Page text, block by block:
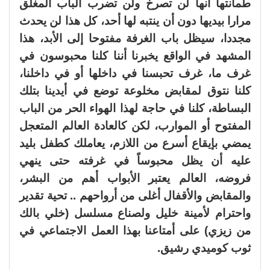
طمأنتها أنها لن تصرخ ولن تضرب الباب المغلق
مرارا بيديها دون أن ينتبه لها أحد، كل هذا لن يحدث
مجددا، سيظل باب الغرفة مفتوحا إلى الأبد، هذا
المشهد في الواقع يخبرنا أننا كلنا محبوسون في
غرف ما، غرف تحبسنا في داخلها أو في داخلنا،
كلنا نتوق لمقابض مخلوعة توضع في أيدينا بتلك
البساطة، كلنا في حاجة لهذا الهواء الحر من الباب
المفتوح أو الموارب، لكن كالعادة العالم المتعجل
يمضي بإيقاع أسرع من اللازم، يعاملك كطفل بليد
عليه أن يظل محبوساً في غرفته حتى ينهي
فروضه، العالم يعتبر الأبواب أهم من البشر،
والمقابض والأقفال أغلى من أرواحهم .. تحية تقدير
واحترام لأمينة خليل ولصناع مسلسل (خلي بالك
من زيزي) على أمتاعنا بهذا العمل الاجتماعي في
ثوب كوميدي رشيق.